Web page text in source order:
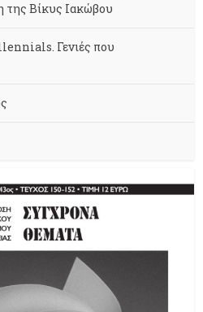
της Βίκυς Ιακώβου
Γενιές που